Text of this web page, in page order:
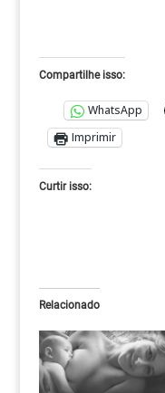
Compartilhe isso:
WhatsApp
Imprimir
Curtir isso:
Relacionado